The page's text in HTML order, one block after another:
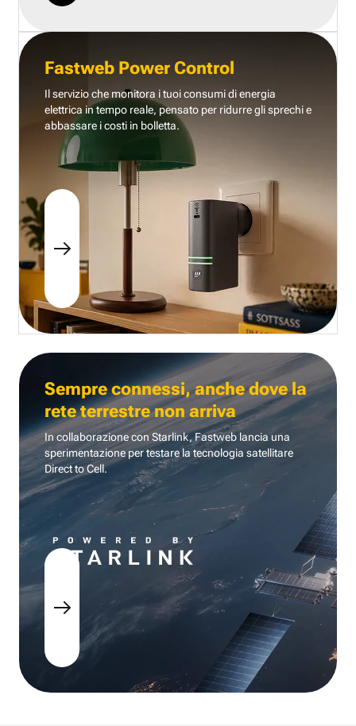
Fastweb Power Control
Il servizio che monitora i tuoi consumi di energia
elettrica in tempo reale, pensato per ridurre gli sprechi e
abbassare i costi in bolletta.
Sempre connessi, anche dove la
rete terrestre non arriva
In collaborazione con Starlink, Fastweb lancia una
sperimentazione per testare la tecnologia satellitare
Direct to Cell.